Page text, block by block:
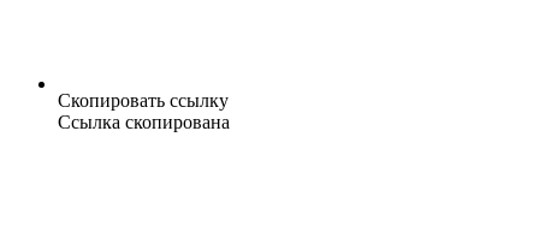
Скопировать ссылку
Ссылка скопирована